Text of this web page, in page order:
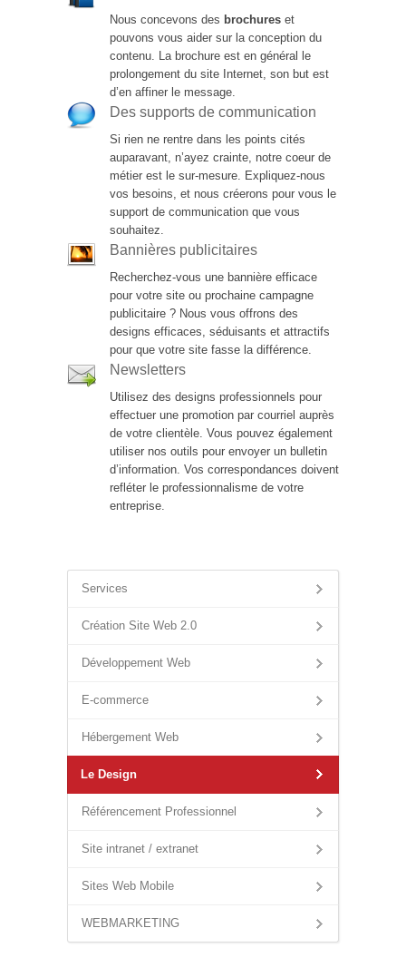
Nous concevons des brochures et
pouvons vous aider sur la conception du
contenu. La brochure est en général le
prolongement du site Internet, son but est
d’en affiner le message.
Des supports de communication
Si rien ne rentre dans les points cités
auparavant, n’ayez crainte, notre coeur de
métier est le sur-mesure. Expliquez-nous
vos besoins, et nous créerons pour vous le
support de communication que vous
souhaitez.
Bannières publicitaires
Recherchez-vous une bannière efficace
pour votre site ou prochaine campagne
publicitaire ? Nous vous offrons des
designs efficaces, séduisants et attractifs
pour que votre site fasse la différence.
Newsletters
Utilisez des designs professionnels pour
effectuer une promotion par courriel auprès
de votre clientèle. Vous pouvez également
utiliser nos outils pour envoyer un bulletin
d’information. Vos correspondances doivent
refléter le professionnalisme de votre
entreprise.
Services
Création Site Web 2.0
Développement Web
E-commerce
Hébergement Web
Le Design
Référencement Professionnel
Site intranet / extranet
Sites Web Mobile
WEBMARKETING